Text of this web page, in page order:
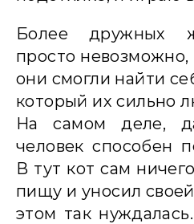
Более дружных
просто
они смогли найти
который их сильно
На самом деле,
человек способен
В тут кот сам
пищу и уносил
этом так